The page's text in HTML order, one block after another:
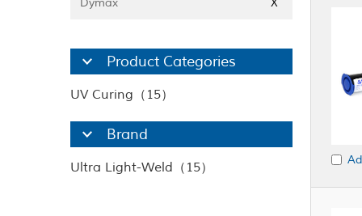
Dymax X
Product Categories
UV Curing（15）
Brand
Ultra Light-Weld（15）